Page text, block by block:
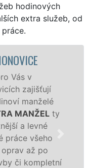
hodinových
extra služeb, od
ty